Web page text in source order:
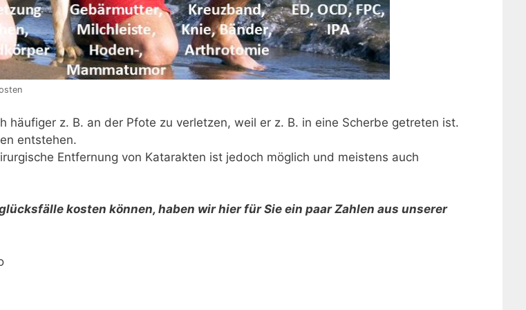
häufiger z. B. an der Pfote zu verletzen, weil er z. B. in eine Scherbe getreten ist.
entstehen.
Entfernung von Katarakten ist jedoch möglich und meistens auch
kosten können, haben wir hier für Sie ein paar Zahlen aus unserer